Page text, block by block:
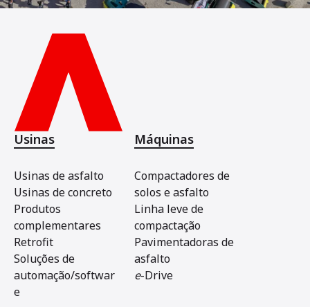
Usinas
Usinas de asfalto
Usinas de concreto
Produtos
complementares
Retrofit
Soluções de
automação/softwar
e
Máquinas
Compactadores de
solos e asfalto
Linha leve de
compactação
Pavimentadoras de
asfalto
e-Drive